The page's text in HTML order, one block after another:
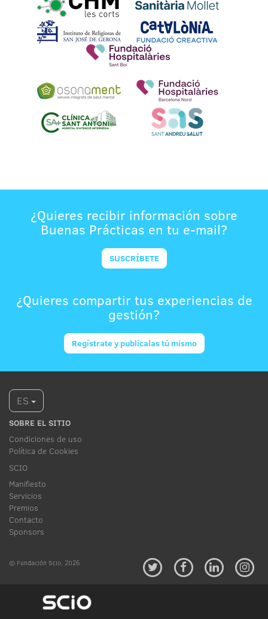
¿Quieres recibir información sobre
Buenas Prácticas en tu e-mail?
SUSCRÍBETE
¿Quieres compartir tus experiencias de
gestión?
Regístrate y publícalas tú mismo
ES
SOBRE EL SITIO
Condiciones de uso
Política de Cookies
SCIO
Manifiesto
Servicios
Premios
Contacto
Sponsors
© Fundación Scio, 2026